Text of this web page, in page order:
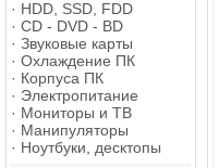
· HDD, SSD, FDD
· CD - DVD - BD
· Звуковые карты
· Охлаждение ПК
· Корпуса ПК
· Электропитание
· Мониторы и ТВ
· Манипуляторы
· Ноутбуки, десктопы